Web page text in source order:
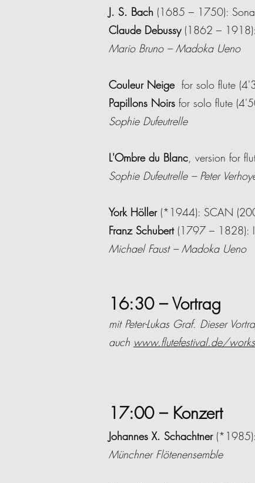
J. S. Bach (1685 – 1750):
Claude Debussy(1862 – 1918):
Mario Bruno – Madoka Ueno
Couleur Neigefor solo flute
Papillons Noirs for solo flute
Sophie Dufeutrelle
L'Ombre du Blanc, version for
Sophie Dufeutrelle – Peter
York Höller (*1944): SCAN
Franz Schubert(1797 – 1828):
Michael Faust – Madoka Ueno
16:30 – Vortrag
mit Peter-Lukas Graf. Dieser
auch www.flutefestival.de/
17:00 – Konzert
Johannes X. Schachtner(*1985):
Münchner Flötenensemble